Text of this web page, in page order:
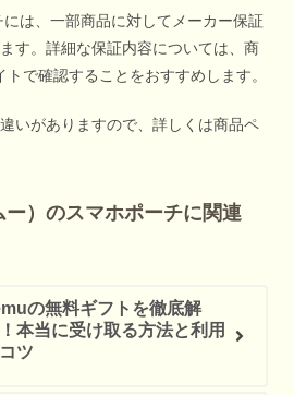
は、一部商品に対してメーカー保証
す。詳細な保証内容については、商
で確認することをおすすめします。
いがありますので、詳しくは商品ペ
）のスマホポーチに関連
の無料ギフトを徹底解
本当に受け取る方法と利用
ツ